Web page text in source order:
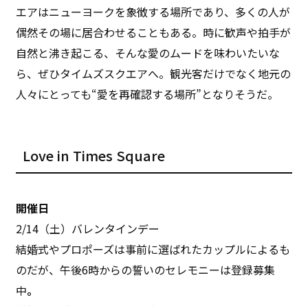
エアはニューヨークを象徴する場所であり、多くの人が
偶然その場に居合わせることもある。時に歓声や拍手が
自然と沸き起こる、そんな愛のムードを味わいたいな
ら、ぜひタイムズスクエアへ。観光客だけでなく地元の
人々にとっても“愛を再確認する場所”となりそうだ。
Love in Times Square
開催日
2/14（土）バレンタインデー
結婚式やプロポーズは事前に選ばれたカップルによるも
のだが、午後6時からの誓いのセレモニーは登録募集
中。